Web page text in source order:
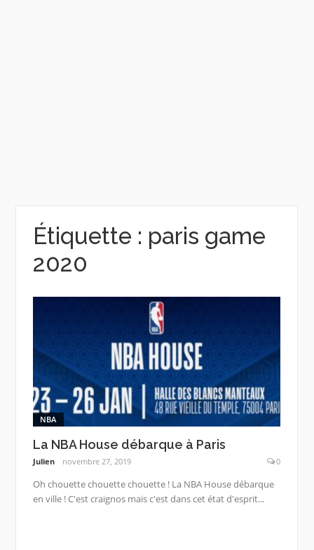
Étiquette : paris game
2020
NBA
La NBA House débarque à Paris
Julien novembre 27, 2019 0
Oh chouette chouette chouette ! La NBA House débarque
en ville ! C'est craignos mais c'est dans cet état d'esprit...